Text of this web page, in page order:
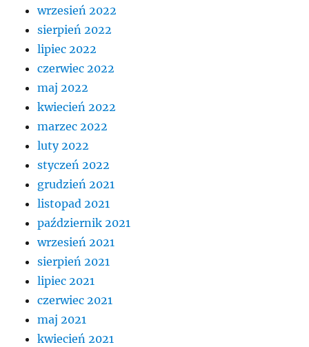
wrzesień 2022
sierpień 2022
lipiec 2022
czerwiec 2022
maj 2022
kwiecień 2022
marzec 2022
luty 2022
styczeń 2022
grudzień 2021
listopad 2021
październik 2021
wrzesień 2021
sierpień 2021
lipiec 2021
czerwiec 2021
maj 2021
kwiecień 2021